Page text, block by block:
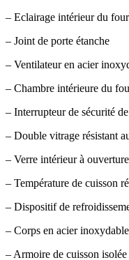
– Eclairage intérieur du
– Joint de porte étanche
– Ventilateur en acier
– Chambre intérieure du
– Interrupteur de sécurité
– Double vitrage résistant
– Verre intérieur à
– Température de cuisson
– Dispositif de
– Corps en acier inoxydable
– Armoire de cuisson isolée